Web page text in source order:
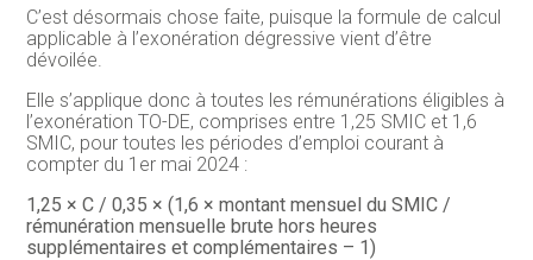
C’est désormais chose faite, puisque la formule de calcul
applicable à l’exonération dégressive vient d’être
dévoilée.
Elle s’applique donc à toutes les rémunérations éligibles à
l’exonération TO-DE, comprises entre 1,25 SMIC et 1,6
SMIC, pour toutes les périodes d’emploi courant à
compter du 1er mai 2024 :
1,25 × C / 0,35 × (1,6 × montant mensuel du SMIC /
rémunération mensuelle brute hors heures
supplémentaires et complémentaires – 1)